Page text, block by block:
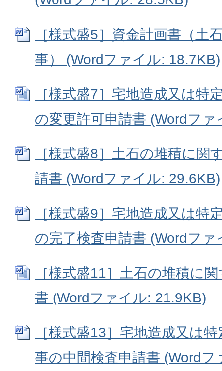
［様式盛5］資金計画書（土
事） (Wordファイル: 18.7KB)
［様式盛7］宅地造成又は特
の変更許可申請書 (Wordフ
［様式盛8］土石の堆積に関
請書 (Wordファイル: 29.6KB)
［様式盛9］宅地造成又は特
の完了検査申請書 (Wordフ
［様式盛11］土石の堆積に
書 (Wordファイル: 21.9KB)
［様式盛13］宅地造成又は
事の中間検査申請書 (Word